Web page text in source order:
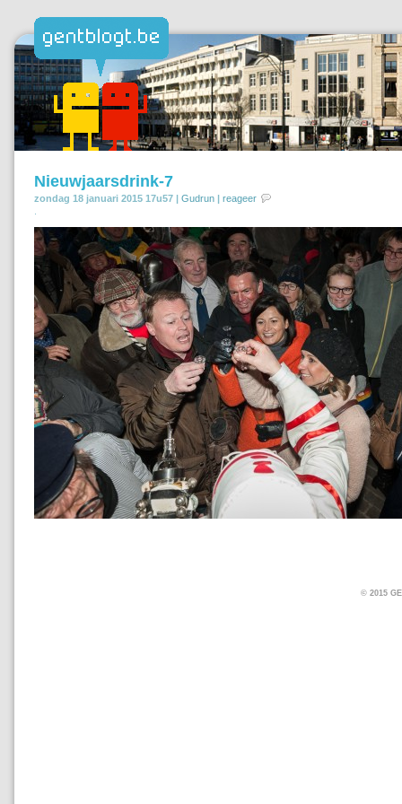
Nieuwjaarsdrink-7
zondag 18 januari 2015 17u57 | Gudrun | reageer
© 2015